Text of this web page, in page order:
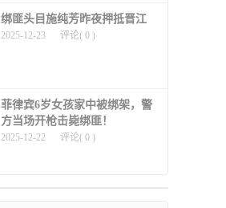
绑匪头目施纯芳昨夜押抵晋江
2025-12-23 评论( 0 )
菲律宾6岁女孩家中被绑架，警
方当场开枪击毙绑匪！
2025-12-22 评论( 0 )